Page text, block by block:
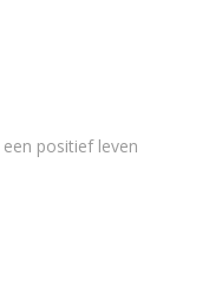
een positief leven